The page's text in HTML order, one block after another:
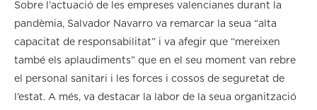
Sobre l’actuació de les empreses valencianes durant la
pandèmia, Salvador Navarro va remarcar la seua “alta
capacitat de responsabilitat” i va afegir que “mereixen
també els aplaudiments” que en el seu moment van rebre
el personal sanitari i les forces i cossos de seguretat de
l’estat. A més, va destacar la labor de la seua organització